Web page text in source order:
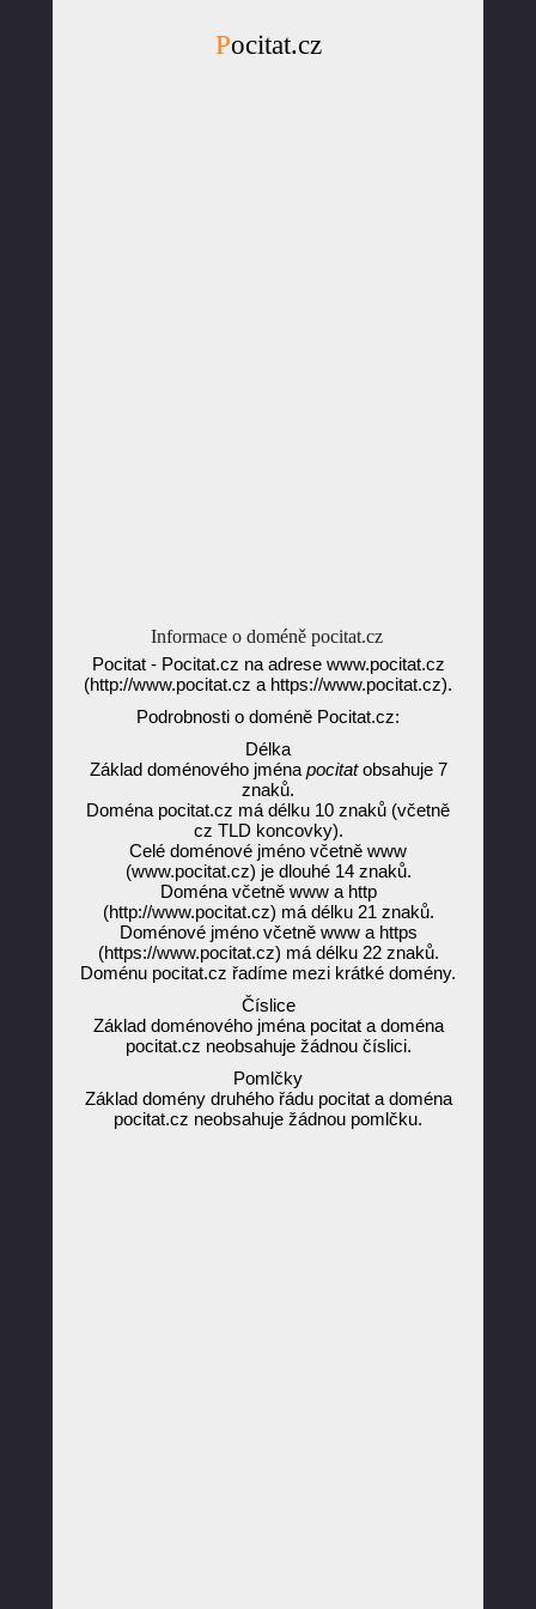
Pocitat.cz
Informace o doméně pocitat.cz
Pocitat - Pocitat.cz na adrese www.pocitat.cz
(http://www.pocitat.cz a https://www.pocitat.cz).
Podrobnosti o doméně Pocitat.cz:
Délka
Základ doménového jména pocitatobsahuje 7
znaků.
Doména pocitat.cz má délku 10 znaků (včetně
cz TLD koncovky).
Celé doménové jméno včetně www
(www.pocitat.cz) je dlouhé 14 znaků.
Doména včetně www a http
(http://www.pocitat.cz) má délku 21 znaků.
Doménové jméno včetně www a https
(https://www.pocitat.cz) má délku 22 znaků.
Doménu pocitat.cz řadíme mezi krátké domény.
Číslice
Základ doménového jména pocitat a doména
pocitat.cz neobsahuje žádnou číslici.
Pomlčky
Základ domény druhého řádu pocitat a doména
pocitat.cz neobsahuje žádnou pomlčku.